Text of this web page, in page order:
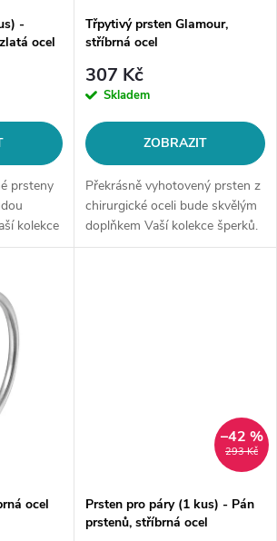
-
ocel
prsteny
kolekce
Třpytivý prsten Glamour,
stříbrná ocel
307 Kč
Skladem
ZOBRAZIT
Překrásně vyhotovený prsten z
chirurgické oceli bude skvělým
doplňkem Vaší kolekce šperků.
Materiál: chirurgická ocel
ocel
293 Kč
–42 %
Prsten pro páry (1 kus) - Pán
prstenů, stříbrná ocel